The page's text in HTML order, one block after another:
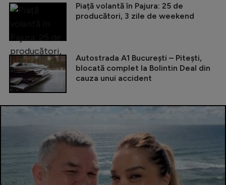
Piață volantă în Pajura: 25 de
producători, 3 zile de weekend
Autostrada A1 București – Pitești,
blocată complet la Bolintin Deal din
cauza unui accident